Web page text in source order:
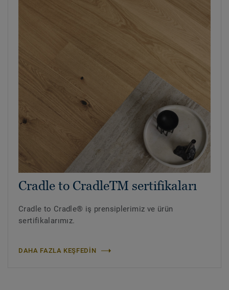
Cradle to CradleTM sertifikaları
Cradle to Cradle® iş prensiplerimiz ve ürün
sertifikalarımız.
DAHA FAZLA KEŞFEDIN